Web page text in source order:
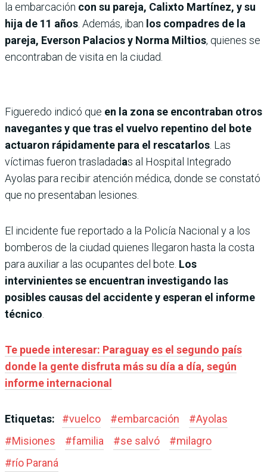
la embarcación con su pareja, Calixto Martínez, y su
hija de 11 años . Además, iban los compadres de la
pareja, Everson Palacios y Norma Miltios, quienes se
encontraban de visita en la ciudad.
Figueredo indicó que en la zona se encontraban otros
navegantes y que tras el vuelvo repentino del bote
actuaron rápidamente para el rescatarlos . Las
víctimas fueron trasladadas al Hospital Integrado
Ayolas para recibir atención médica, donde se constató
que no presentaban lesiones.
El incidente fue reportado a la Policía Nacional y a los
bomberos de la ciudad quienes llegaron hasta la costa
para auxiliar a las ocupantes del bote. Los
intervinientes se encuentran investigando las
posibles causas del accidente y esperan el informe
técnico
Te puede interesar: Paraguay es el segundo país
donde la gente disfruta más su día a día, según
informe internacional
Etiquetas: #vuelco #embarcación #Ayolas
#Misiones #familia #se salvó #milagro
#río Paraná